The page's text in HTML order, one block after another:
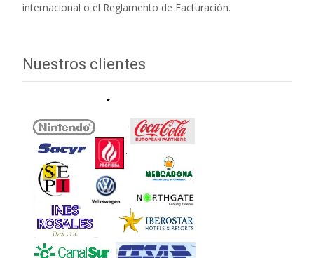
internacional o el Reglamento de Facturación.
Nuestros clientes